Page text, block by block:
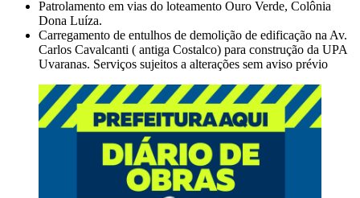
Patrolamento em vias do loteamento Ouro Verde, Colônia
Dona Luíza.
Carregamento de entulhos de demolição de edificação na Av.
Carlos Cavalcanti ( antiga Costalco) para construção da UPA
Uvaranas. Serviços sujeitos a alterações sem aviso prévio